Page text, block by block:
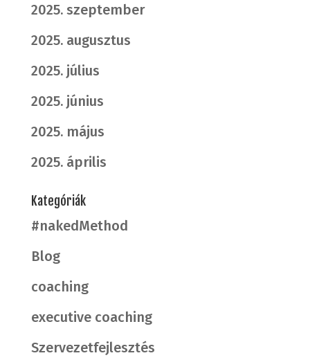
2025. szeptember
2025. augusztus
2025. július
2025. június
2025. május
2025. április
Kategóriák
#nakedMethod
Blog
coaching
executive coaching
Szervezetfejlesztés